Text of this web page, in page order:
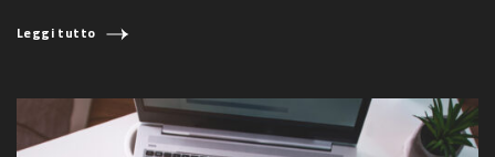
Leggi tutto